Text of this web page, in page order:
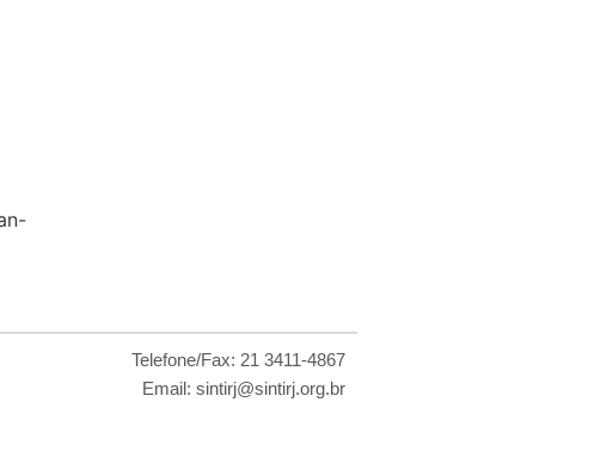
Telefone/Fax: 21 3411-4867
Email: sintirj@sintirj.org.br